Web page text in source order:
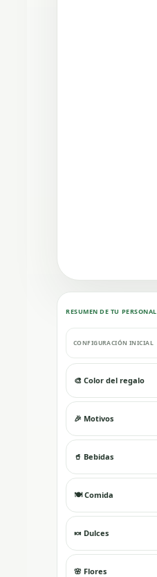
RESUMEN DE TU
CONFIGURACIÓN INICIAL
🎨 Color del regalo
🎉 Motivos
🥤 Bebidas
🍽️ Comida
🍬 Dulces
🌸 Flores